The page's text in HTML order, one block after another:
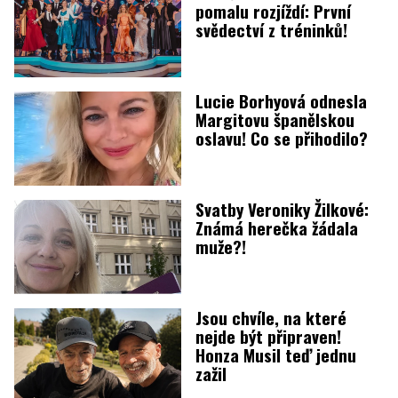
pomalu rozjíždí: První
svědectví z tréninků!
Lucie Borhyová odnesla
Margitovu španělskou
oslavu! Co se přihodilo?
Svatby Veroniky Žilkové:
Známá herečka žádala
muže?!
Jsou chvíle, na které
nejde být připraven!
Honza Musil teď jednu
zažil